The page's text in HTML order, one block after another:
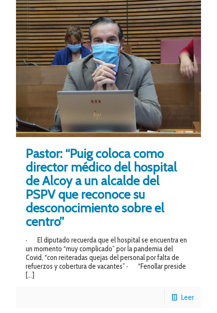
Pastor: “Puig coloca como
director médico del hospital
de Alcoy a un alcalde del
PSPV que reconoce su
desconocimiento sobre el
centro”
· El diputado recuerda que el hospital se encuentra en
un momento “muy complicado” por la pandemia del
Covid, “con reiteradas quejas del personal por falta de
refuerzos y cobertura de vacantes” · “Fenollar preside
[…]
Leer